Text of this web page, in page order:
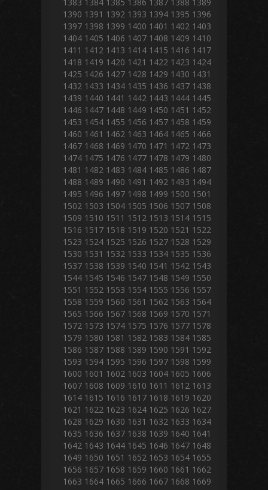
1390 1391 1392 1393 1394 1395 1396
1397 1398 1399 1400 1401 1402 1403
1404 1405 1406 1407 1408 1409 1410
1411 1412 1413 1414 1415 1416 1417
1418 1419 1420 1421 1422 1423 1424
1425 1426 1427 1428 1429 1430 1431
1432 1433 1434 1435 1436 1437 1438
1439 1440 1441 1442 1443 1444 1445
1446 1447 1448 1449 1450 1451 1452
1453 1454 1455 1456 1457 1458 1459
1460 1461 1462 1463 1464 1465 1466
1467 1468 1469 1470 1471 1472 1473
1474 1475 1476 1477 1478 1479 1480
1481 1482 1483 1484 1485 1486 1487
1488 1489 1490 1491 1492 1493 1494
1495 1496 1497 1498 1499 1500 1501
1502 1503 1504 1505 1506 1507 1508
1509 1510 1511 1512 1513 1514 1515
1516 1517 1518 1519 1520 1521 1522
1523 1524 1525 1526 1527 1528 1529
1530 1531 1532 1533 1534 1535 1536
1537 1538 1539 1540 1541 1542 1543
1544 1545 1546 1547 1548 1549 1550
1551 1552 1553 1554 1555 1556 1557
1558 1559 1560 1561 1562 1563 1564
1565 1566 1567 1568 1569 1570 1571
1572 1573 1574 1575 1576 1577 1578
1579 1580 1581 1582 1583 1584 1585
1586 1587 1588 1589 1590 1591 1592
1593 1594 1595 1596 1597 1598 1599
1600 1601 1602 1603 1604 1605 1606
1607 1608 1609 1610 1611 1612 1613
1614 1615 1616 1617 1618 1619 1620
1621 1622 1623 1624 1625 1626 1627
1628 1629 1630 1631 1632 1633 1634
1635 1636 1637 1638 1639 1640 1641
1642 1643 1644 1645 1646 1647 1648
1649 1650 1651 1652 1653 1654 1655
1656 1657 1658 1659 1660 1661 1662
1663 1664 1665 1666 1667 1668 1669